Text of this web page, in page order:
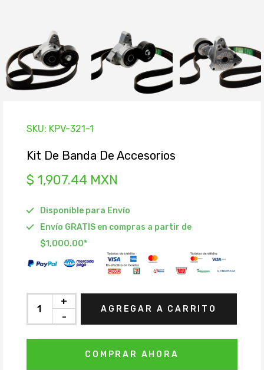
SKU: KPV-321-1
Kit De Banda De Accesorios
$ 1,907.44 MXN
Disponible para Envío
Envío GRATIS en compras a partir de
$1,000.00*
-
+
AGREGAR A CARRITO
COMPRAR AHORA